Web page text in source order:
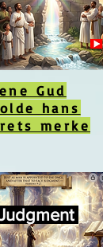
Gud
hans
merke